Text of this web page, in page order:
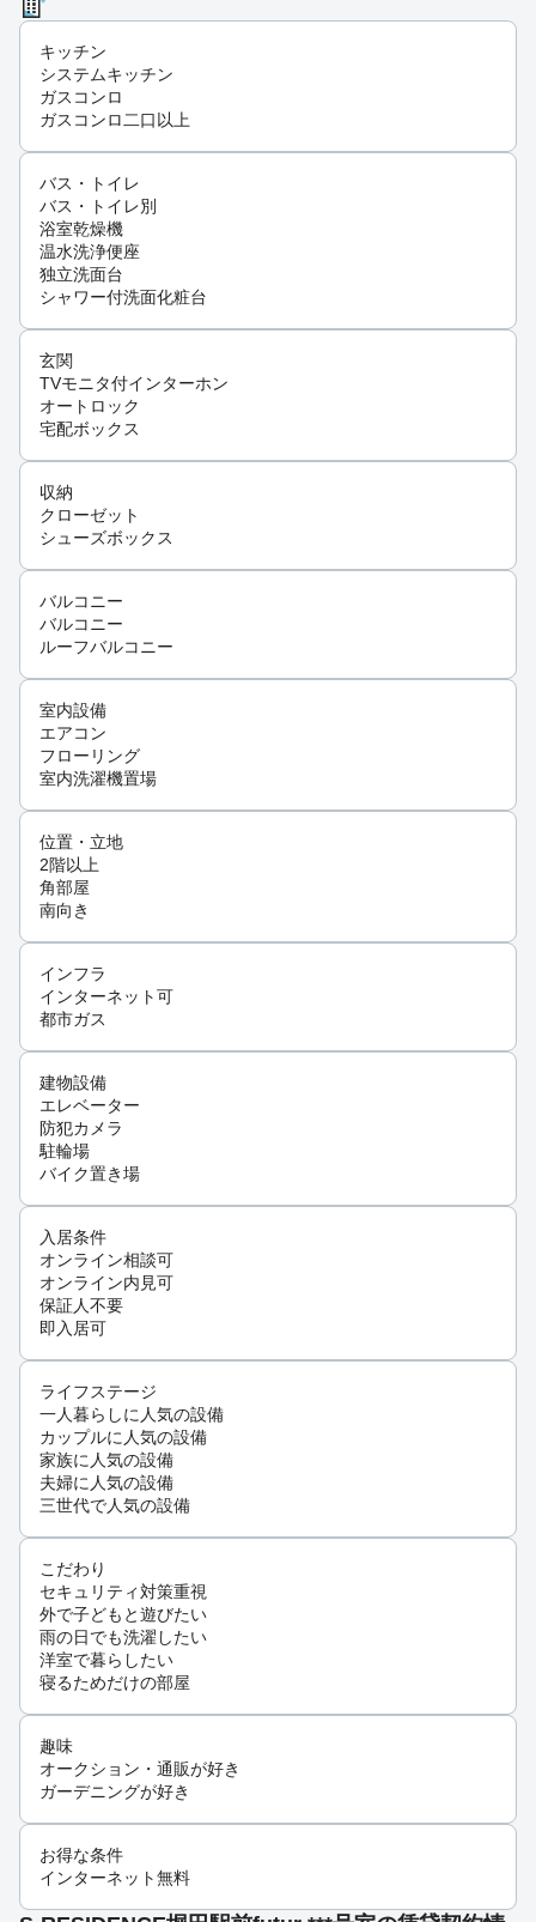
キッチン
システムキッチン
ガスコンロ
ガスコンロ二口以上
バス・トイレ
バス・トイレ別
浴室乾燥機
温水洗浄便座
独立洗面台
シャワー付洗面化粧台
玄関
TVモニタ付インターホン
オートロック
宅配ボックス
収納
クローゼット
シューズボックス
バルコニー
バルコニー
ルーフバルコニー
室内設備
エアコン
フローリング
室内洗濯機置場
位置・立地
2階以上
角部屋
南向き
インフラ
インターネット可
都市ガス
建物設備
エレベーター
防犯カメラ
駐輪場
バイク置き場
入居条件
オンライン相談可
オンライン内見可
保証人不要
即入居可
ライフステージ
一人暮らしに人気の設備
カップルに人気の設備
家族に人気の設備
夫婦に人気の設備
三世代で人気の設備
こだわり
セキュリティ対策重視
外で子どもと遊びたい
雨の日でも洗濯したい
洋室で暮らしたい
寝るためだけの部屋
趣味
オークション・通販が好き
ガーデニングが好き
お得な条件
インターネット無料